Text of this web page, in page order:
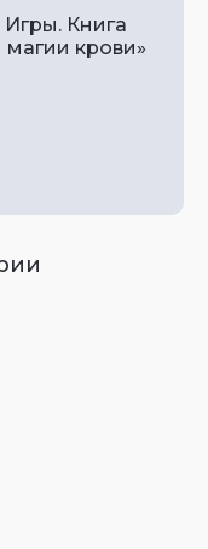
Игры. Книга
крови»